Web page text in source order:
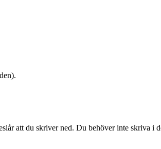
att du skriver ned. Du behöver inte skriva i